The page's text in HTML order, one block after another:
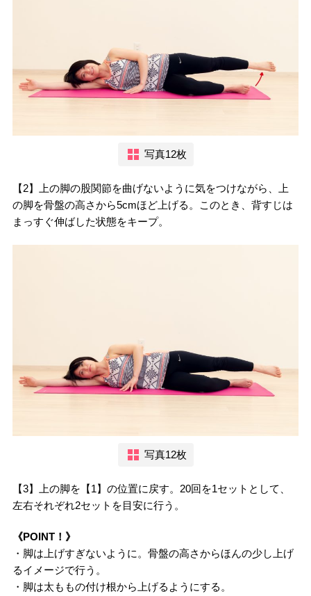
写真12枚
【2】上の脚の股関節を曲げないように気をつけながら、上
の脚を骨盤の高さから5cmほど上げる。このとき、背すじは
まっすぐ伸ばした状態をキープ。
写真12枚
【3】上の脚を【1】の位置に戻す。20回を1セットとして、
左右それぞれ2セットを目安に行う。
《POINT！》
・脚は上げすぎないように。骨盤の高さからほんの少し上げ
るイメージで行う。
・脚は太ももの付け根から上げるようにする。